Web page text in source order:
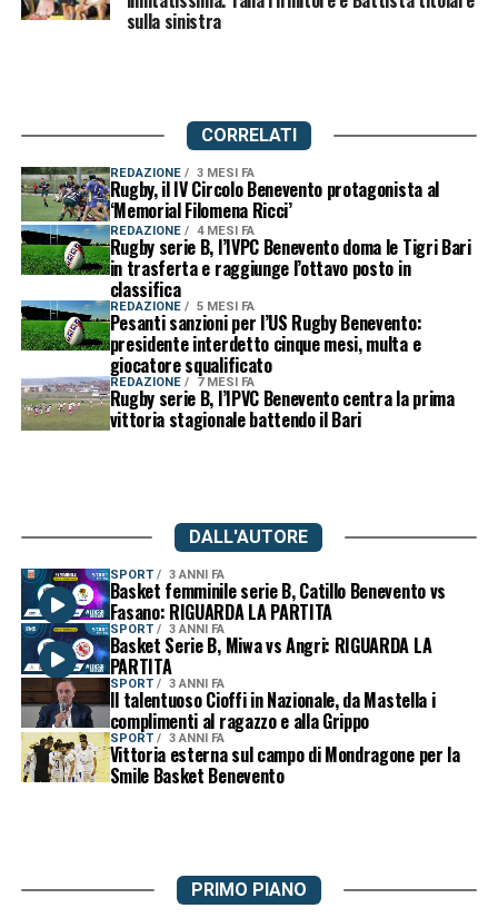
sulla sinistra
CORRELATI
REDAZIONE 3 MESI FA
Rugby, il IV Circolo Benevento protagonista al
‘Memorial Filomena Ricci’
REDAZIONE 4 MESI FA
Rugby serie B, l’IVPC Benevento doma le Tigri Bari
in trasferta e raggiunge l’ottavo posto in
classifica
REDAZIONE 5 MESI FA
Pesanti sanzioni per l’US Rugby Benevento:
presidente interdetto cinque mesi, multa e
giocatore squalificato
REDAZIONE 7 MESI FA
Rugby serie B, l’IPVC Benevento centra la prima
vittoria stagionale battendo il Bari
DALL'AUTORE
SPORT 3 ANNI FA
Basket femminile serie B, Catillo Benevento vs
Fasano: RIGUARDA LA PARTITA
SPORT 3 ANNI FA
Basket Serie B, Miwa vs Angri: RIGUARDA LA
PARTITA
SPORT 3 ANNI FA
Il talentuoso Cioffi in Nazionale, da Mastella i
complimenti al ragazzo e alla Grippo
SPORT 3 ANNI FA
Vittoria esterna sul campo di Mondragone per la
Smile Basket Benevento
PRIMO PIANO